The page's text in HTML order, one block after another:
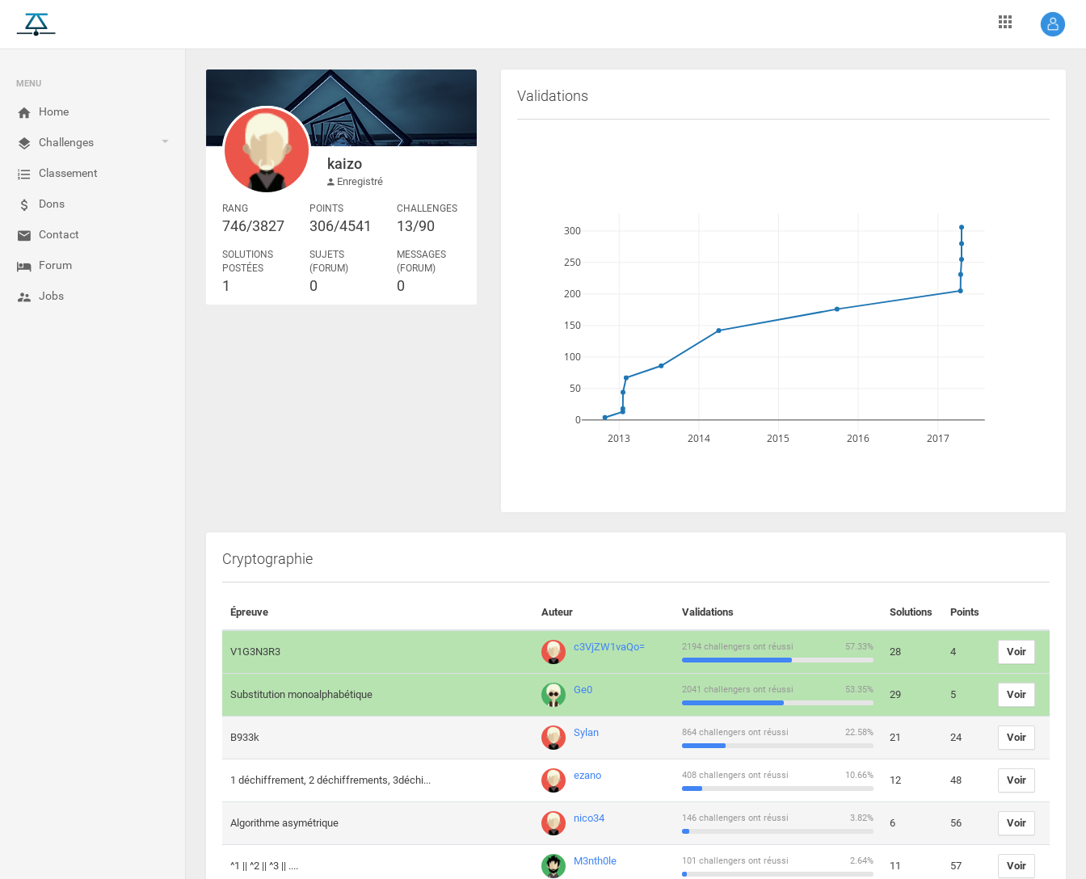
MENU
Home
Challenges
Classement
Dons
Contact
Forum
Jobs
kaizo
Enregistré
RANG
746/3827
POINTS
306/4541
CHALLENGES
13/90
SOLUTIONS
POSTÉES
1
SUJETS
(FORUM)
0
MESSAGES
(FORUM)
0
Validations
2013 2014 2015 2016 2017
0
50
100
150
200
250
300
Cryptographie
Épreuve Auteur Validations Solutions Points
V1G3N3R3 c3VjZW1vaQo= 57.33%
2194 challengers ont réussi 28 4 Voir
Substitution monoalphabétique Ge0 53.35%
2041 challengers ont réussi 29 5 Voir
B933k Sylan 22.58%
864 challengers ont réussi 21 24 Voir
1 déchiffrement, 2 déchiffrements, 3déchi... ezano 10.66%
408 challengers ont réussi 12 48 Voir
Algorithme asymétrique nico34 3.82%
146 challengers ont réussi 6 56 Voir
^1 || ^2 || ^3 || .... M3nth0le 2.64%
101 challengers ont réussi 11 57 Voir